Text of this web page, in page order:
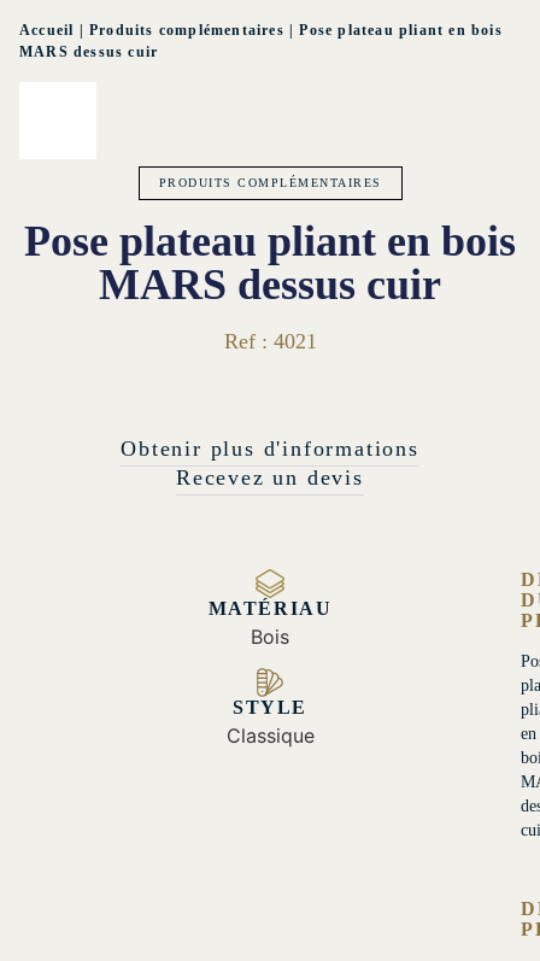
Accueil |Produits complémentaires |Pose plateau pliant en bois
MARS dessus cuir
PRODUITS COMPLÉMENTAIRES
Pose plateau pliant en bois
MARS dessus cuir
Ref : 4021
Obtenir plus d'informations
Recevez un devis
MATÉRIAU
Bois
STYLE
Classique
en